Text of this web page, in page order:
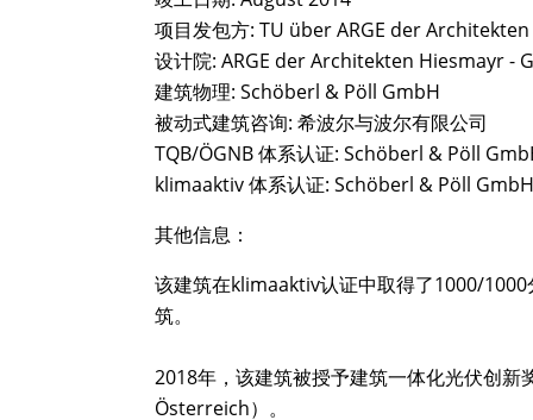
项目发包方: TU über ARGE der
设计院: ARGE der Architekten Hiesmayr -
建筑物理: Schöberl & Pöll GmbH
被动式建筑咨询: 希波尔与波尔有限公司
TQB/ÖGNB 体系认证: Schöberl & Pöll
klimaaktiv 体系认证: Schöberl & Pöll GmbH
其他信息：
该建筑在klimaaktiv认证中取得了1000/
筑。
2018年，该建筑被授予建筑一体化光伏创
Österreich）。